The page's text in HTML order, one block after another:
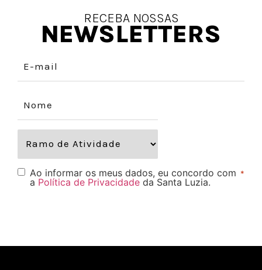
RECEBA NOSSAS
NEWSLETTERS
Ao informar os meus dados, eu concordo com
a Política de Privacidade da Santa Luzia.
*